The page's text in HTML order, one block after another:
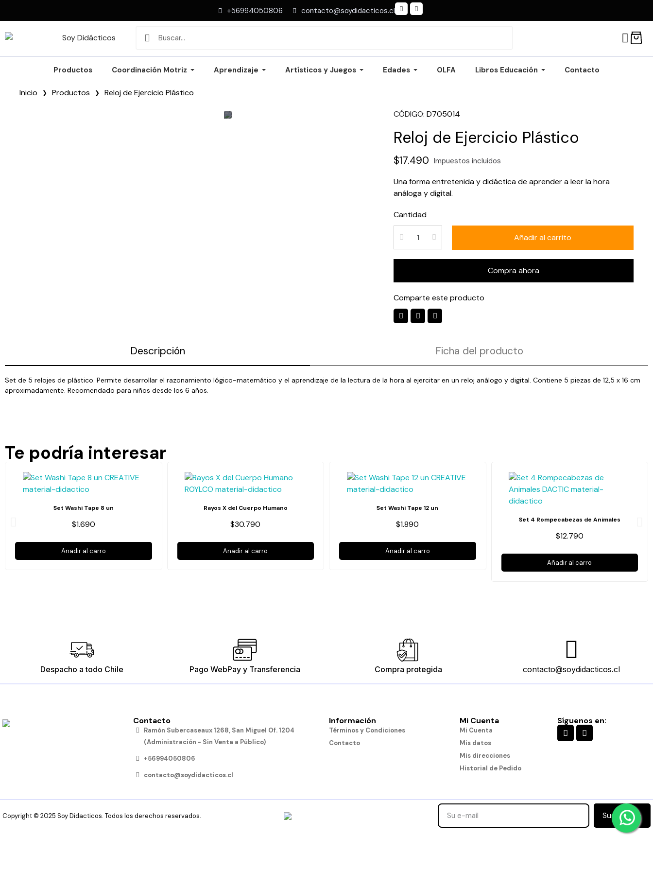
+56994050806 contacto@soydidacticos.cl
Productos Coordinación Motriz Aprendizaje Artísticos y Juegos Edades OLFA Libros Educación Contacto
Inicio Productos Reloj de Ejercicio Plástico
CÓDIGO D705014
Reloj de Ejercicio Plástico
$17.490 Impuestos incluidos
Una forma entretenida y didáctica de aprender a leer la hora
análoga y digital.
Cantidad
Añadir al carrito
Compra ahora
Comparte este producto
Descripción Ficha del producto
Set de 5 relojes de plástico. Permite desarrollar el razonamiento lógico-matemático y el aprendizaje de la lectura de la hora al ejercitar en un reloj análogo y digital. Contiene 5 piezas de 12,5 x 16 cm
aproximadamente. Recomendado para niños desde los 6 años.
Te podría interesar
Set Washi Tape 8 un
$1.690
Añadir al carro
Rayos X del Cuerpo Humano
$30.790
Añadir al carro
Set Washi Tape 12 un
$1.890
Añadir al carro
Set 4 Rompecabezas de Animales
$12.790
Añadir al carro
Tubos Conectores
$10.190
Bloques Conectables Engranajes Conectables
$11.490
Despacho a todo Chile Pago WebPay y Transferencia Compra protegida contacto@soydidacticos.cl
Contacto
Ramón Subercaseaux 1268, San Miguel Of. 1204
(Administración - Sin Venta a Público)
+56994050806
contacto@soydidacticos.cl
Información
Términos y Condiciones
Contacto
Mi Cuenta
Mi Cuenta
Mis datos
Mis direcciones
Historial de Pedido
Síguenos en:
Copyright © 2025 Soy Didacticos. Todos los derechos reservados. Suscribirse